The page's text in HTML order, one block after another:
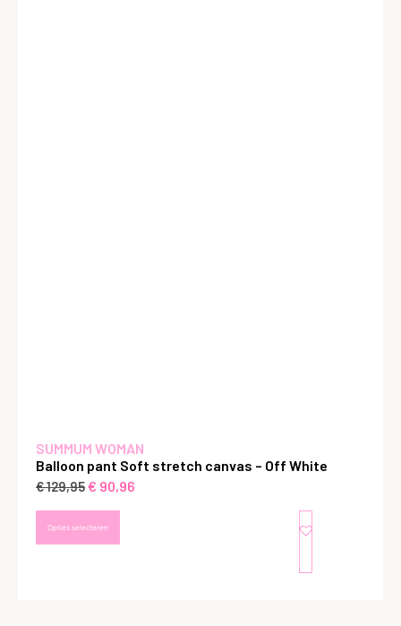
SUMMUM WOMAN
Balloon pant Soft stretch canvas – Off White
€129,95€ 90,96
Opties selecteren